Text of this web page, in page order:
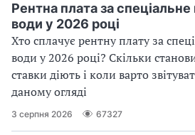
Рентна плата за
води у 2026 році
Хто сплачує рентну плату за
води у 2026 році? Скільки
ставки діють і коли варто
даному огляді
3 серпня 2026 67327